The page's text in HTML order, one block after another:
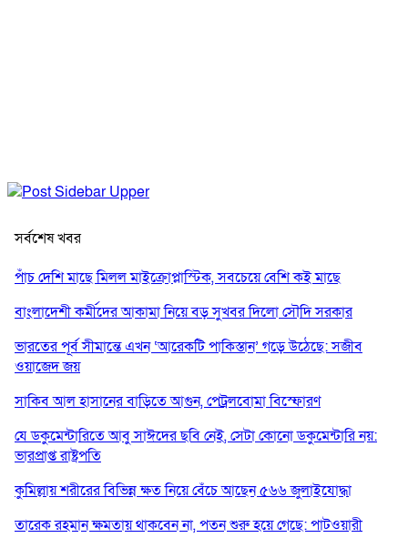
সর্বশেষ খবর
পাঁচ দেশি মাছে মিলল মাইক্রোপ্লাস্টিক, সবচেয়ে বেশি কই মাছে
বাংলাদেশী কর্মীদের আকামা নিয়ে বড় সুখবর দিলো সৌদি সরকার
ভারতের পূর্ব সীমান্তে এখন ‘আরেকটি পাকিস্তান’ গড়ে উঠেছে: সজীব
ওয়াজেদ জয়
সাকিব আল হাসানের বাড়িতে আগুন, পেট্রলবোমা বিস্ফোরণ
যে ডকুমেন্টারিতে আবু সাঈদের ছবি নেই, সেটা কোনো ডকুমেন্টারি নয়:
ভারপ্রাপ্ত রাষ্ট্রপতি
কুমিল্লায় শরীরের বিভিন্ন ক্ষত নিয়ে বেঁচে আছেন ৫৬৬ জুলাইযোদ্ধা
তারেক রহমান ক্ষমতায় থাকবেন না, পতন শুরু হয়ে গেছে: পাটওয়ারী